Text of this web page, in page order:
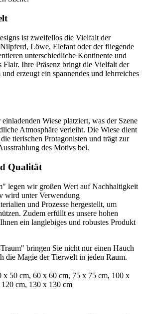
ist zweifellos die Vielfalt der
Löwe, Elefant oder der fliegende
unterschiedliche Kontinente und
Flair. Ihre Präsenz bringt die Vielfalt der
erzeugt ein spannendes und lehrreiches
Wiese platziert, was der Szene
Atmosphäre verleiht. Die Wiese dient
tierischen Protagonisten und trägt zur
des Motivs bei.
Qualität
legen wir großen Wert auf Nachhaltigkeit
wird unter Verwendung
und Prozesse hergestellt, um
Zudem erfüllt es unsere hohen
ein langlebiges und robustes Produkt
bringen Sie nicht nur einen Hauch
die Magie der Tierwelt in jeden Raum.
x 50 cm, 60 x 60 cm, 75 x 75 cm, 100 x
cm, 130 x 130 cm